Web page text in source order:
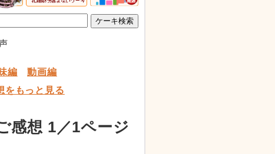
編
動画編
もっと見る
感想 1／1ページ